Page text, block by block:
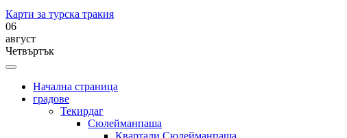
Карти за турска тракия
06
август
Четвъртък
Начална страница
градове
Текирдаг
Сюлейманпаша
Квартали Сюлейманпаша